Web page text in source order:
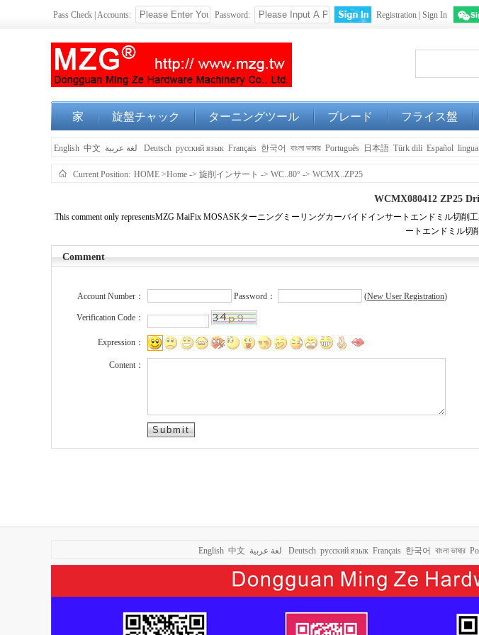
Pass Check | Accounts: Password: Registration Sign In
家 旋盤チャック ターニングツール ブレード フライス盤
English 中文 Deutsch русский язык Français 한국어 বাংলা ভাষার Português 日本語 Türk dili Español
Current Position: HOME >Home -> 旋削インサート -> WC..80° -> WCMX..ZP25
WCMX080412 ZP25
This comment only representsMZG MaiFix MOSASKターニングミーリングカーバイドインサートエンドミル切削
ートエンドミル切
Comment
Account Number： Password： (New User Registration)
Verification Code：
Expression：
Content：
English 中文 Deutsch русский язык Français 한국어 বাংলা ভাষার